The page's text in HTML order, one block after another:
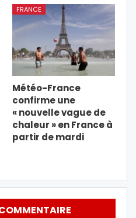
FRANCE
Météo-France
confirme une
« nouvelle vague de
chaleur » en France à
partir de mardi